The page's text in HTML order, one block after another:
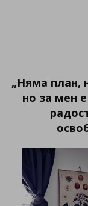
„Няма план,
но за мен